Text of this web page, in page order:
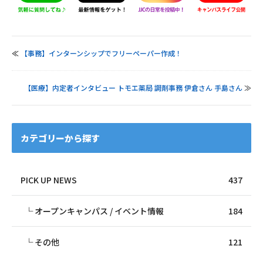
≪ 【事務】インターンシップでフリーペーパー作成！
【医療】内定者インタビュー トモエ薬局 調剤事務 伊倉さん 手島さん≫
カテゴリーから探す
PICK UP NEWS 437
オープンキャンパス / イベント情報 184
その他 121